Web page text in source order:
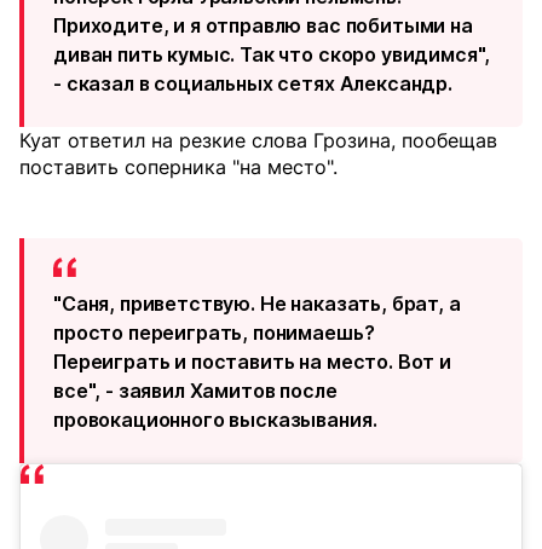
Приходите, и я отправлю вас побитыми на
диван пить кумыс. Так что скоро увидимся",
- сказал в социальных сетях Александр.
Куат ответил на резкие слова Грозина, пообещав
поставить соперника "на место".
"Саня, приветствую. Не наказать, брат, а
просто переиграть, понимаешь?
Переиграть и поставить на место. Вот и
все", - заявил Хамитов после
провокационного высказывания.